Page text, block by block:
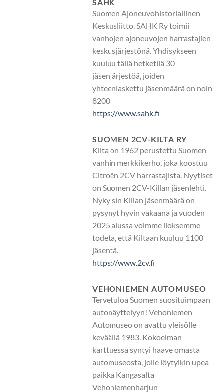
SAHK
Suomen Ajoneuvohistoriallinen
Keskusliitto. SAHK Ry toimii
vanhojen ajoneuvojen harrastajien
keskusjärjestönä. Yhdisykseen
kuuluu tällä hetketllä 30
jäsenjärjestöä, joiden
yhteenlaskettu jäsenmäärä on noin
8200.
https://www.sahk.fi
SUOMEN 2CV-KILTA RY
Kilta on 1962 perustettu Suomen
vanhin merkkikerho, joka koostuu
Citroën 2CV harrastajista. Nyytiset
on Suomen 2CV-Killan jäsenlehti.
Nykyisin Killan jäsenmäärä on
pysynyt hyvin vakaana ja vuoden
2025 alussa voimme iloksemme
todeta, että Kiltaan kuuluu 1100
jäsentä.
https://www.2cv.fi
VEHONIEMEN AUTOMUSEO
Tervetuloa Suomen suosituimpaan
autonäyttelyyn! Vehoniemen
Automuseo on avattu yleisölle
keväällä 1983. Kokoelman
karttuessa syntyi haave omasta
automuseosta, jolle löytyikin upea
paikka Kangasalta
Vehoniemenharjun